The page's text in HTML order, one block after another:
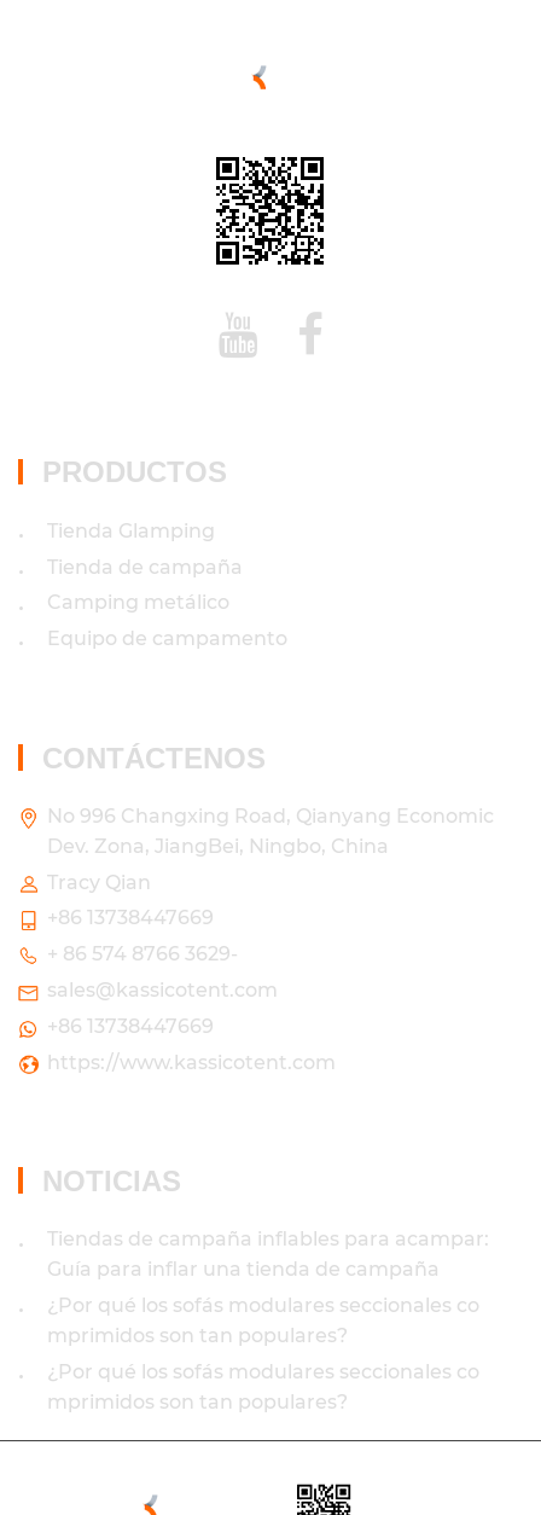
PRODUCTOS
• Tienda Glamping
• Tienda de campaña
• Camping metálico
• Equipo de campamento
CONTÁCTENOS
No 996 Changxing Road, Qianyang Economic
Dev. Zona, JiangBei, Ningbo, China
Tracy Qian
+86 13738447669
+ 86 574 8766 3629-
sales@kassicotent.com
+86 13738447669
https://www.kassicotent.com
NOTICIAS
•
Tiendas de campaña inflables para acampar:
Guía para inflar una tienda de campaña
•
¿Por qué los sofás modulares seccionales co
mprimidos son tan populares?
•
¿Por qué los sofás modulares seccionales co
mprimidos son tan populares?